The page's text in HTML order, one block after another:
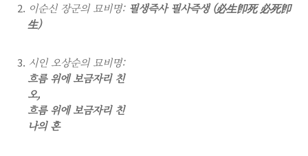
이순신 장군의 묘비명: 필생즉사 필사즉생 (必生卽死 必死卽
生)
시인 오상순의 묘비명:
흐름 위에 보금자리 친
오,
흐름 위에 보금자리 친
나의 혼